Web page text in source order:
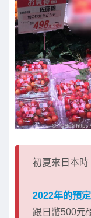
初夏來日本時
2022年的預定
跟日幣500元